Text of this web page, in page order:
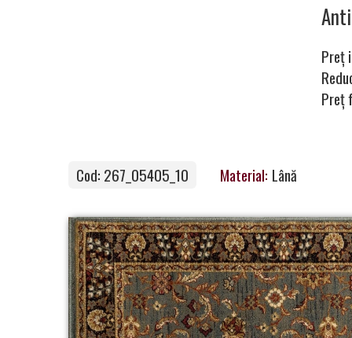
Become
Partner
Preț
Preț
Cod: 267_05405_10 Material: Lână